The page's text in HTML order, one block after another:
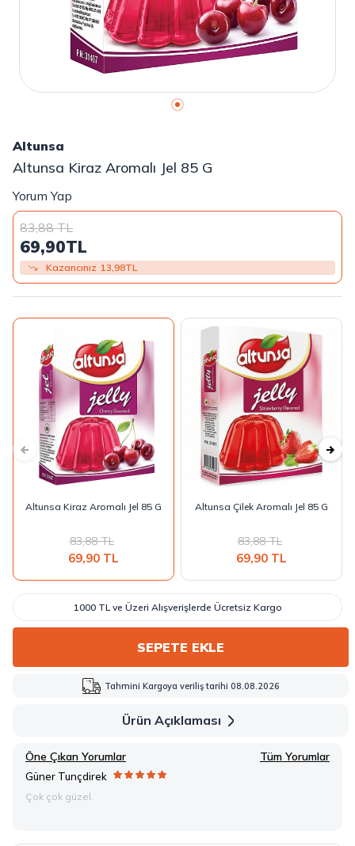
Altunsa
Altunsa Kiraz Aromalı Jel 85 G
Yorum Yap
83,88TL
69,90TL
Kazancınız 13,98TL
Altunsa Kiraz Aromalı Jel 85 G
83,88TL
69,90 TL
Altunsa Çilek Aromalı Jel 85 G
83,88TL
69,90 TL
1000 TL ve Üzeri Alışverişlerde Ücretsiz Kargo
SEPETE EKLE
Tahmini Kargoya veriliş tarihi 08.08.2026
Ürün Açıklaması
Öne Çıkan Yorumlar Tüm Yorumlar
Güner Tunçdirek
Çok çok güzel.